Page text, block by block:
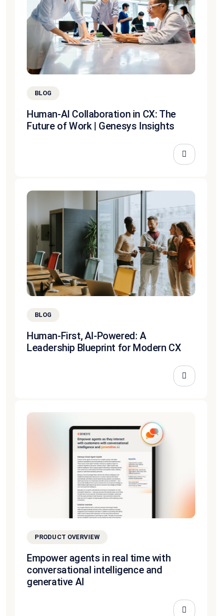
BLOG
Human-AI Collaboration in CX: The
Future of Work | Genesys Insights
BLOG
Human-First, AI-Powered: A
Leadership Blueprint for Modern CX
PRODUCT OVERVIEW
Empower agents in real time with
conversational intelligence and
generative AI